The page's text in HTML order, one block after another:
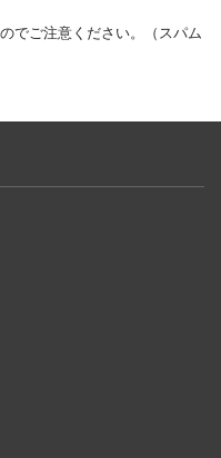
でご注意ください。（スパム